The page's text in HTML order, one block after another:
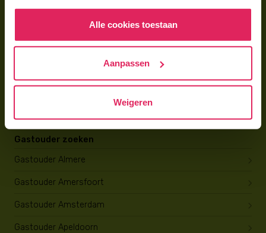
Alle cookies toestaan
Aanpassen
Weigeren
Wat verdient een gastouder?
Gastouder zoeken
Gastouder Almere
Gastouder Amersfoort
Gastouder Amsterdam
Gastouder Apeldoorn